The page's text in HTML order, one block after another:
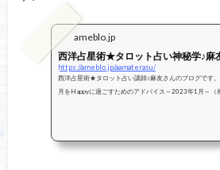
ameblo.jp
西洋占星術★タロット占い神秘学♪麻
https://ameblo.jp/aamaterasu/
西洋占星術★タロット占い講師♪麻友さんのブログです
月をHappyに過ごすためのアドバイス～2023年1月～（